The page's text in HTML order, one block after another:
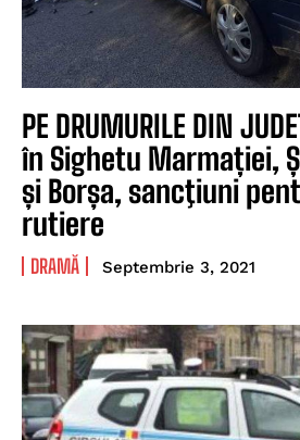
PE DRUMURILE DIN
în Sighetu Marmației,
și Borșa, sancţiuni
rutiere
DRAMĂ Septembrie 3, 2021